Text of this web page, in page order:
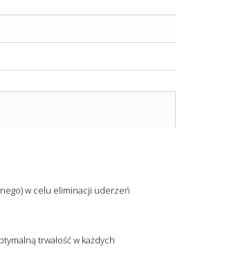
w celu eliminacji uderzeń
trwałość w każdych